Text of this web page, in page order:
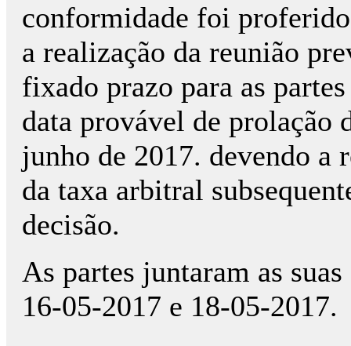
conformidade foi
a realização da reunião
fixado prazo para as
data provável de prolação
junho de 2017. devendo a
da taxa arbitral
decisão.
As partes juntaram as
16-05-2017 e 18-05-2017.